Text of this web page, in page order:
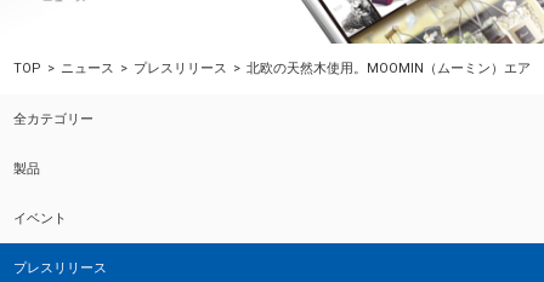
TOP ニュース プレスリリース 北欧の天然木使用。MOOMIN（ムーミン）エア
全カテゴリー
製品
イベント
プレスリリース